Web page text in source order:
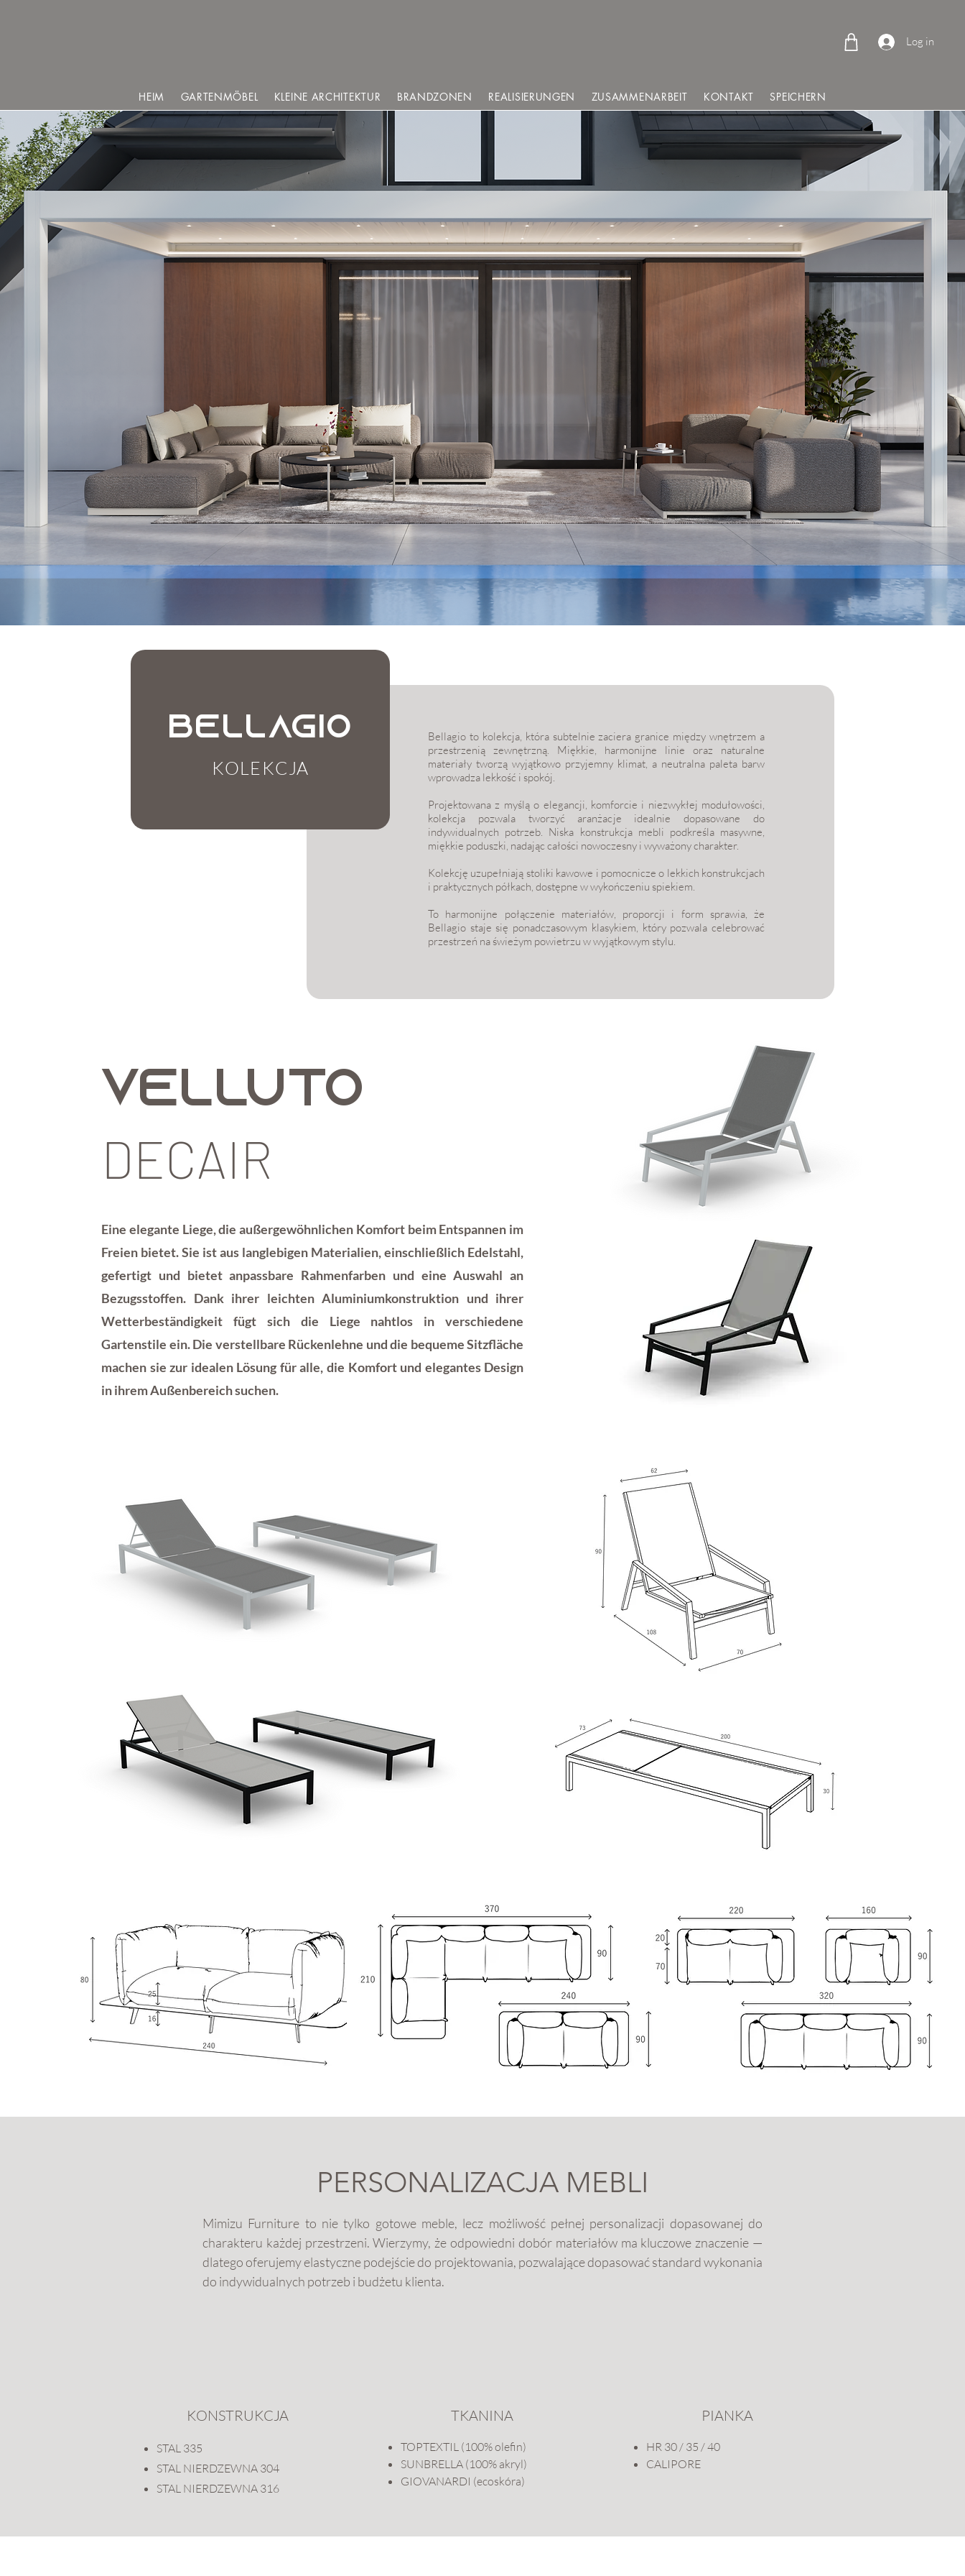
Log in
HEIM GARTENMÖBEL KLEINE ARCHITEKTUR BRANDZONEN REALISIERUNGEN ZUSAMMENARBEIT KONTAKT SPEICHERN
Bellagio to kolekcja, która subtelnie zaciera granice między wnętrzem a
przestrzenią zewnętrzną. Miękkie, harmonijne linie oraz naturalne
materiały tworzą wyjątkowo przyjemny klimat, a neutralna paleta barw
wprowadza lekkość i spokój.
Projektowana z myślą o elegancji, komforcie i niezwykłej modułowości,
kolekcja pozwala tworzyć aranżacje idealnie dopasowane do
indywidualnych potrzeb. Niska konstrukcja mebli podkreśla masywne,
miękkie poduszki, nadając całości nowoczesny i wyważony charakter.
Kolekcję uzupełniają stoliki kawowe i pomocnicze o lekkich konstrukcjach
i praktycznych półkach, dostępne w wykończeniu spiekiem.
To harmonijne połączenie materiałów, proporcji i form sprawia, że
Bellagio staje się ponadczasowym klasykiem, który pozwala celebrować
przestrzeń na świeżym powietrzu w wyjątkowym stylu.
BELLAGIO
KOLEKCJA
VELLUTO
DECAIR
Eine elegante Liege, die außergewöhnlichen Komfort beim Entspannen im
Freien bietet.Sie ist aus langlebigen Materialien, einschließlich Edelstahl,
gefertigt und bietet anpassbare Rahmenfarben und eine Auswahl an
Bezugsstoffen. Dank ihrer leichten Aluminiumkonstruktion und ihrer
Wetterbeständigkeit fügt sich die Liege nahtlos in verschiedene
Gartenstile ein. Die verstellbare Rückenlehne und die bequeme Sitzfläche
machen sie zur idealen Lösung für alle, die Komfort und elegantes Design
in ihrem Außenbereich suchen.
PERSONALIZACJA MEBLI
Mimizu Furniture to nie tylko gotowe meble, lecz możliwość pełnej personalizacji dopasowanej do
charakteru każdej przestrzeni. Wierzymy, że odpowiedni dobór materiałów ma kluczowe znaczenie —
dlatego oferujemy elastyczne podejście do projektowania, pozwalające dopasować standard wykonania
do indywidualnych potrzeb i budżetu klienta.
KONSTRUKCJA
STAL 335
STAL NIERDZEWNA 304
STAL NIERDZEWNA 316
TKANINA
TOPTEXTIL (100% olefin)
SUNBRELLA (100% akryl)
GIOVANARDI (ecoskóra)
PIANKA
HR 30 / 35 / 40
CALIPORE